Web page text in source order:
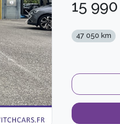
Next
15 990
47 050 km